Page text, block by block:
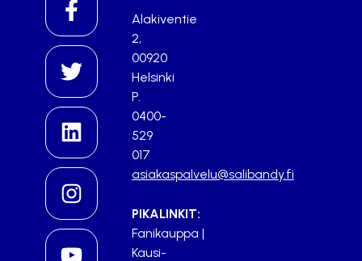
Alakiventie
2,
00920
Helsinki
P.
0400-
529
017
asiakaspalvelu@salibandy.fi
PIKALINKIT:
Fanikauppa |
Kausi-